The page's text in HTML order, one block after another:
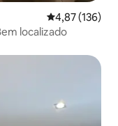
4,87 de uma
4,87 (136)
localizado